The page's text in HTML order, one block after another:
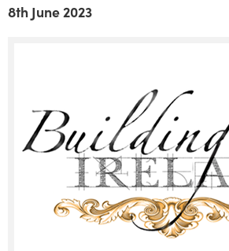
8th June 2023